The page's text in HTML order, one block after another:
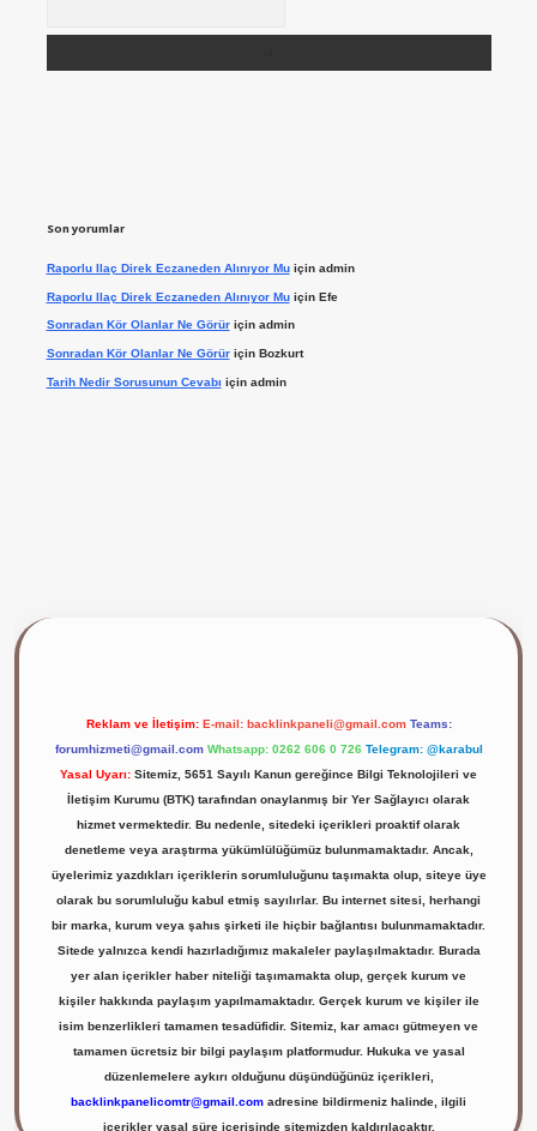
Son yorumlar
Raporlu Ilaç Direk Eczaneden Alınıyor Muiçin admin
Raporlu Ilaç Direk Eczaneden Alınıyor Muiçin Efe
Sonradan Kör Olanlar Ne Görüriçin admin
Sonradan Kör Olanlar Ne Görüriçin Bozkurt
Tarih Nedir Sorusunun Cevabı için admin
Reklam ve İletişim: E-mail: backlinkpaneli@gmail.com Teams:
forumhizmeti@gmail.com Whatsapp: 0262 606 0 726 Telegram: @karabul
Yasal Uyarı: Sitemiz, 5651 Sayılı Kanun gereğince Bilgi Teknolojileri ve
İletişim Kurumu (BTK) tarafından onaylanmış bir Yer Sağlayıcı olarak
hizmet vermektedir. Bu nedenle, sitedeki içerikleri proaktif olarak
denetleme veya araştırma yükümlülüğümüz bulunmamaktadır. Ancak,
üyelerimiz yazdıkları içeriklerin sorumluluğunu taşımakta olup, siteye üye
olarak bu sorumluluğu kabul etmiş sayılırlar. Bu internet sitesi, herhangi
bir marka, kurum veya şahıs şirketi ile hiçbir bağlantısı bulunmamaktadır.
Sitede yalnızca kendi hazırladığımız makaleler paylaşılmaktadır. Burada
yer alan içerikler haber niteliği taşımamakta olup, gerçek kurum ve
kişiler hakkında paylaşım yapılmamaktadır. Gerçek kurum ve kişiler ile
isim benzerlikleri tamamen tesadüfidir. Sitemiz, kar amacı gütmeyen ve
tamamen ücretsiz bir bilgi paylaşım platformudur. Hukuka ve yasal
düzenlemelere aykırı olduğunu düşündüğünüz içerikleri,
backlinkpanelicomtr@gmail.com adresine bildirmeniz halinde, ilgili
içerikler yasal süre içerisinde sitemizden kaldırılacaktır.